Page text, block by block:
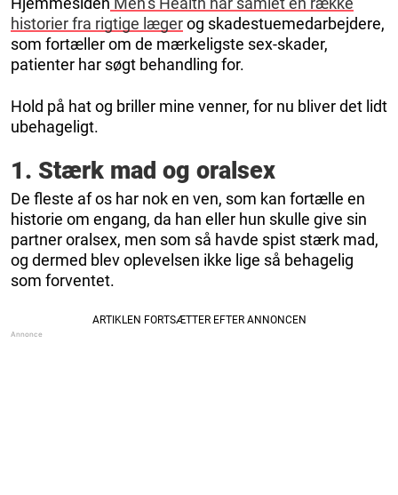
historier fra rigtige lægerog skadestuemedarbejdere,
som fortæller om de mærkeligste sex-skader,
patienter har søgt behandling for.
Hold på hat og briller mine venner, for nu bliver det lidt
ubehageligt.
1. Stærk mad og oralsex
De fleste af os har nok en ven, som kan fortælle en
historie om engang, da han eller hun skulle give sin
partner oralsex, men som så havde spist stærk mad,
og dermed blev oplevelsen ikke lige så behagelig
som forventet.